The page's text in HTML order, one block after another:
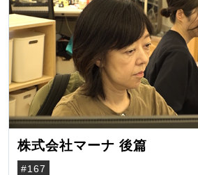
株式会社マーナ 後篇
#167